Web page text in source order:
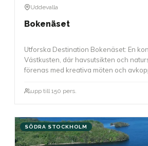
Uddevalla
Bokenäset
Utforska Destination Bokenäset: En
Västkusten, där havsutsikten och
förenas med kreativa möten och
upp till 150 pers.
SÖDRA STOCKHOLM